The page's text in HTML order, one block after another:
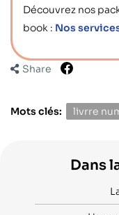
Découvrez nos
book : Nos
Share
Mots clés: livrre
Dans